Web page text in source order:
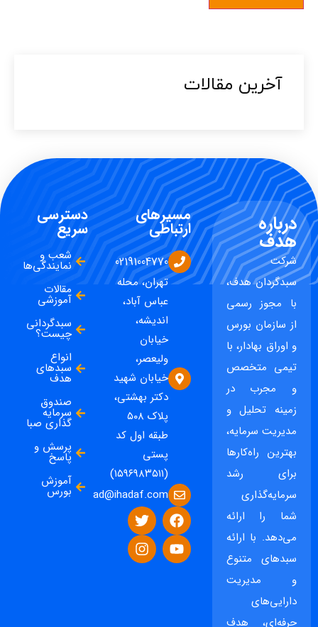
آخرین مقالات​
درباره
هدف
شرکت
سبدگردان هدف،
با مجوز رسمی
از سازمان بورس
و اوراق بهادار، با
تیمی متخصص
و مجرب در
زمینه تحلیل و
مدیریت سرمایه،
بهترین راه‌کارها
برای رشد
سرمایه‌گذاری
شما را ارائه
می‌دهد. با ارائه
سبدهای متنوع
و مدیریت
دارایی‌های
حرفه‌ای، هدف
مسیرهای
ارتباطی
02191004770
تهران، محله
عباس آباد،
اندیشه،
خیابان
ولیعصر،
خیابان شهید
دکتر بهشتی،
پلاک ۵۰۸
طبقه اول کد
پستی
(۱۵۹۶۹۸۳۵۱۱)
ad@ihadaf.com
دسترسی
سریع
شعب و
نمایندگی‌ها
مقالات
آموزشی
سبدگردانی
چیست؟
انواع
سبدهای
هدف
صندوق
سرمایه
گذاری صبا
پرسش و
پاسخ
آموزش
بورس